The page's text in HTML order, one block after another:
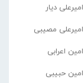
امیرعلی دیار
امیرعلی مصیبی
امین اعرابی
امین حبیبی